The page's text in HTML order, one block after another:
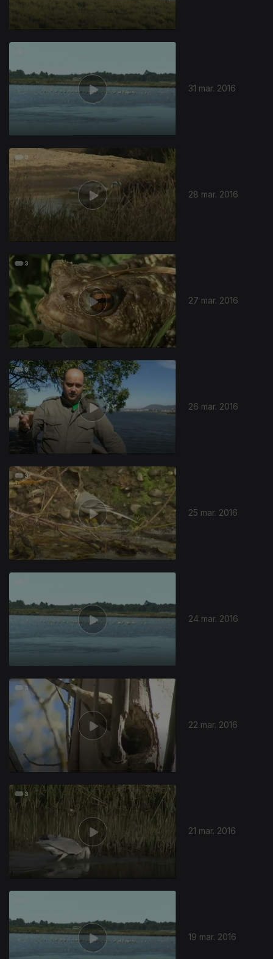
31 mar. 2016
28 mar. 2016
27 mar. 2016
26 mar. 2016
25 mar. 2016
24 mar. 2016
22 mar. 2016
21 mar. 2016
19 mar. 2016